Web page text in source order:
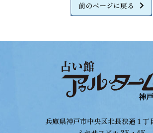
前のページに戻る
兵庫県神戸市中央区北長狭通１